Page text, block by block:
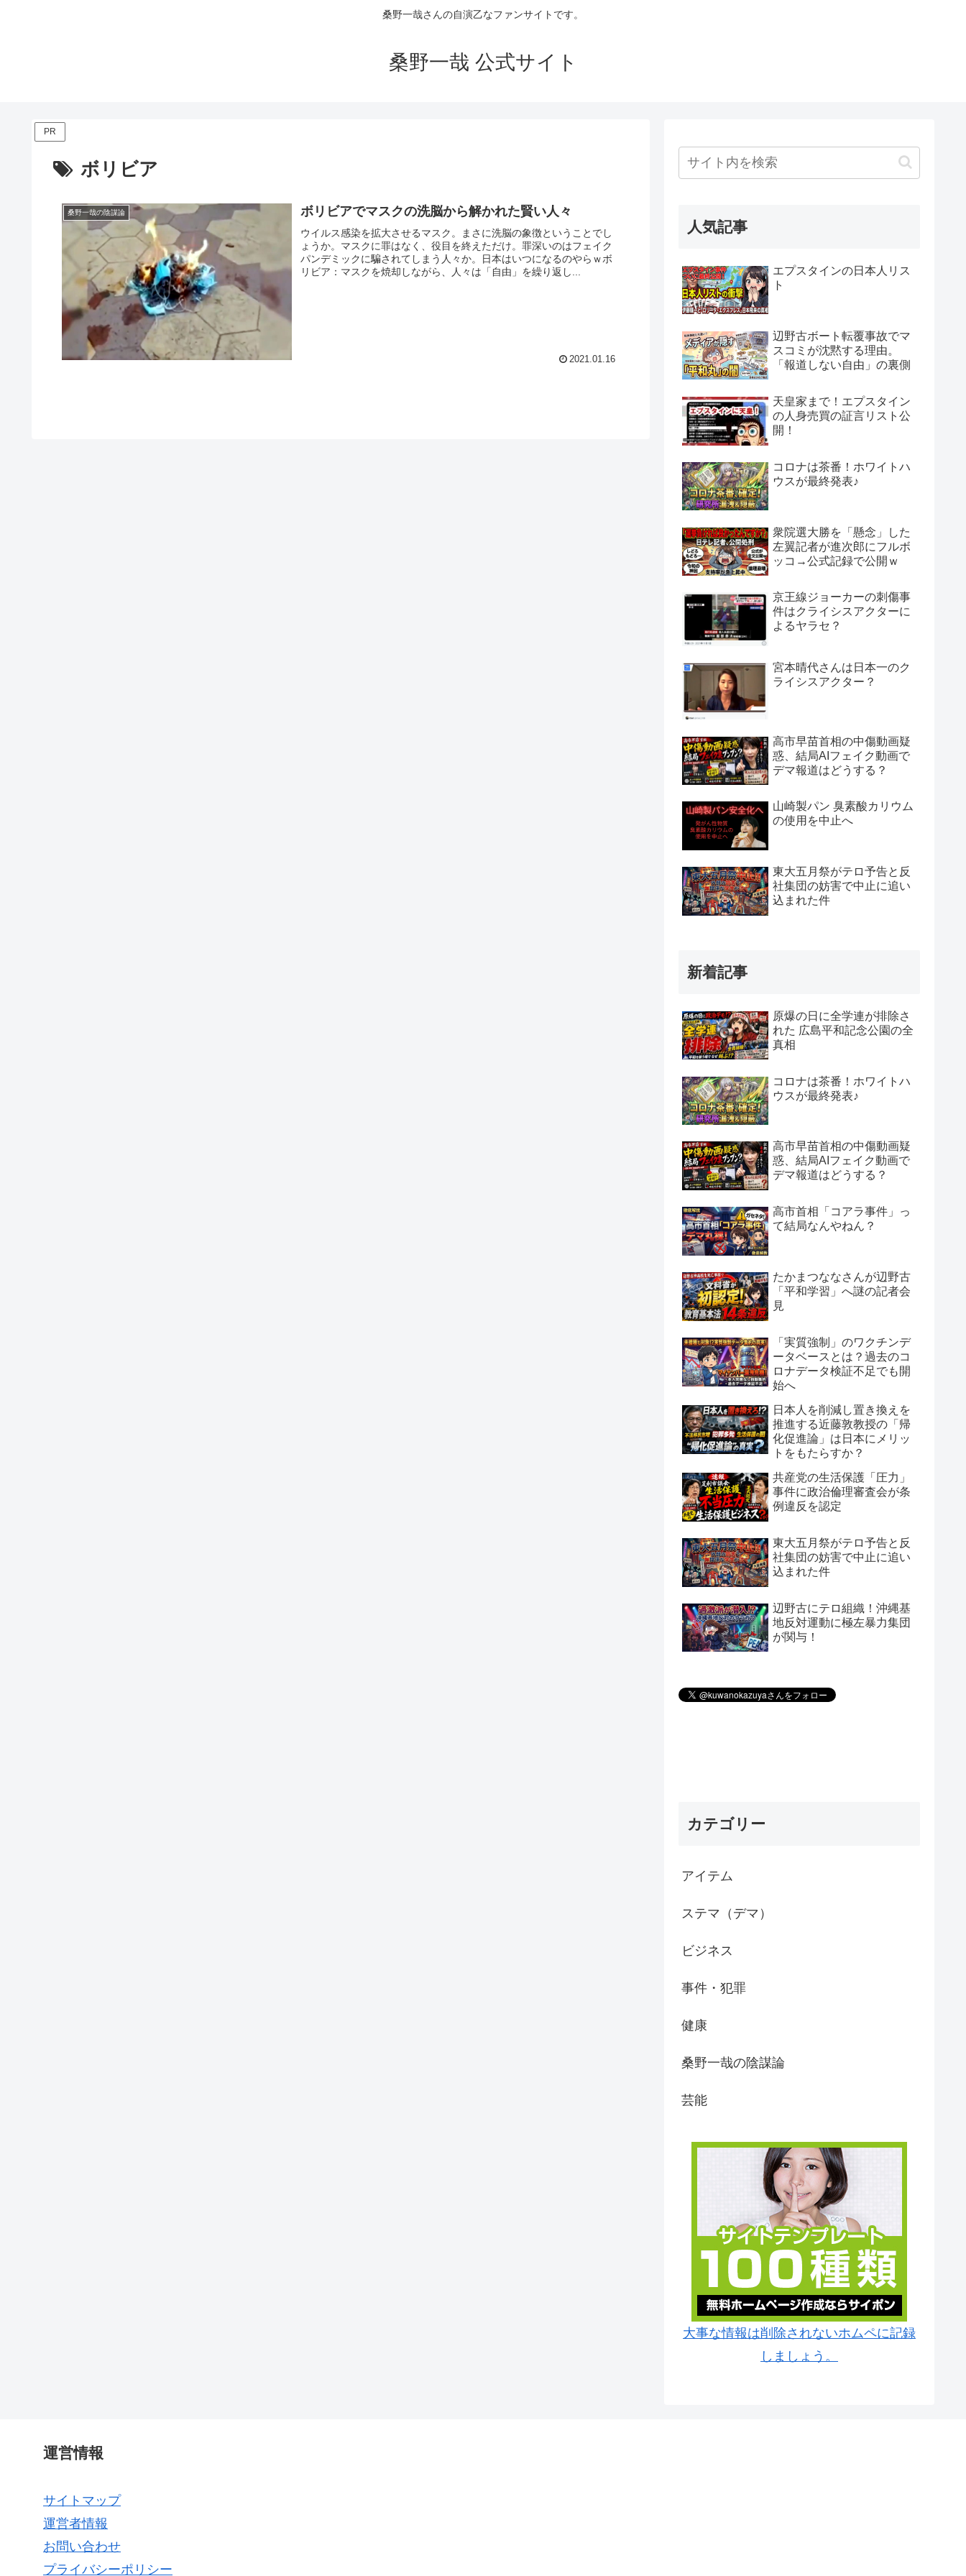
桑野一哉さんの自演乙なファンサイトです。
桑野一哉 公式サイト
PR
ボリビア
桑野一哉の陰謀論 ボリビアでマスクの洗脳から解かれた賢い人々
ウイルス感染を拡大させるマスク。まさに洗脳の象徴ということでし
ょうか。マスクに罪はなく、役目を終えただけ。罪深いのはフェイク
パンデミックに騙されてしまう人々か。日本はいつになるのやらｗボ
リビア：マスクを焼却しながら、人々は「自由」を繰り返し...
2021.01.16
人気記事
エプスタインの日本人リス
ト
辺野古ボート転覆事故でマ
スコミが沈黙する理由。
「報道しない自由」の裏側
天皇家まで！エプスタイン
の人身売買の証言リスト公
開！
コロナは茶番！ホワイトハ
ウスが最終発表♪
衆院選大勝を「懸念」した
左翼記者が進次郎にフルボ
ッコ→公式記録で公開ｗ
京王線ジョーカーの刺傷事
件はクライシスアクターに
よるヤラセ？
宮本晴代さんは日本一のク
ライシスアクター？
高市早苗首相の中傷動画疑
惑、結局AIフェイク動画で
デマ報道はどうする？
山崎製パン 臭素酸カリウム
の使用を中止へ
東大五月祭がテロ予告と反
社集団の妨害で中止に追い
込まれた件
新着記事
原爆の日に全学連が排除さ
れた 広島平和記念公園の全
真相
コロナは茶番！ホワイトハ
ウスが最終発表♪
高市早苗首相の中傷動画疑
惑、結局AIフェイク動画で
デマ報道はどうする？
高市首相「コアラ事件」っ
て結局なんやねん？
たかまつななさんが辺野古
「平和学習」へ謎の記者会
見
「実質強制」のワクチンデ
ータベースとは？過去のコ
ロナデータ検証不足でも開
始へ
日本人を削減し置き換えを
推進する近藤敦教授の「帰
化促進論」は日本にメリッ
トをもたらすか？
共産党の生活保護「圧力」
事件に政治倫理審査会が条
例違反を認定
東大五月祭がテロ予告と反
社集団の妨害で中止に追い
込まれた件
辺野古にテロ組織！沖縄基
地反対運動に極左暴力集団
が関与！
カテゴリー
アイテム
ステマ（デマ）
ビジネス
事件・犯罪
健康
桑野一哉の陰謀論
芸能
大事な情報は削除されないホムペに記録
しましょう。
運営情報
サイトマップ
運営者情報
お問い合わせ
プライバシーポリシー